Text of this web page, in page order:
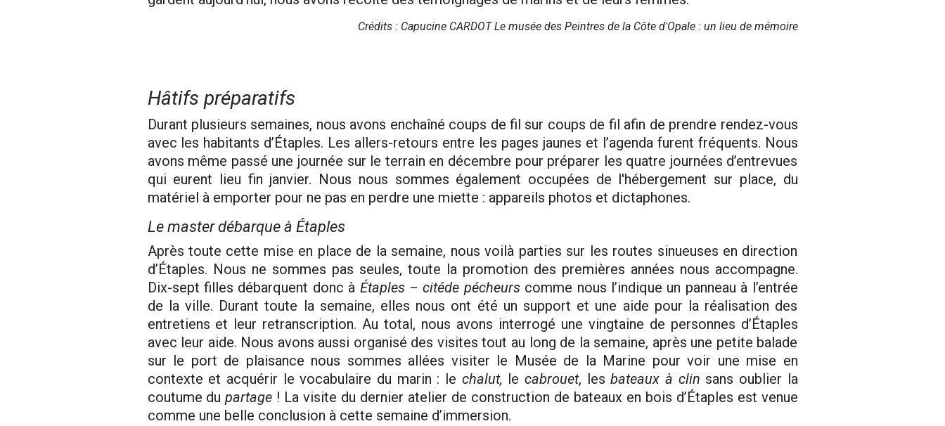
Crédits : Capucine CARDOTLe musée des Peintres de la Côte d'Opale : un lieu de mémoire
Hâtifs préparatifs
Durant plusieurs semaines, nous avons enchaîné coups de fil sur coups de fil afin de prendre rendez-vous
avec les habitants d’Étaples. Les allers-retours entre les pages jaunes et l’agenda furent fréquents. Nous
avons même passé une journée sur le terrain en décembre pour préparer les quatre journées d’entrevues
qui eurent lieu fin janvier. Nous nous sommes également occupées de l'hébergement sur place, du
matériel à emporter pour ne pas en perdre une miette : appareils photos et dictaphones.
Le master débarque à Étaples
Après toute cette mise en place de la semaine, nous voilà parties sur les routes sinueuses en direction
d’Étaples. Nous ne sommes pas seules, toute la promotion des premières années nous accompagne.
Dix-sept filles débarquent donc à Étaples – citéde pécheurs comme nous l’indique un panneau à l’entrée
de la ville. Durant toute la semaine, elles nous ont été un support et une aide pour la réalisation des
entretiens et leur retranscription. Au total, nous avons interrogé une vingtaine de personnes d’Étaples
avec leur aide. Nous avons aussi organisé des visites tout au long de la semaine, après une petite balade
sur le port de plaisance nous sommes allées visiter le Musée de la Marine pour voir une mise en
contexte et acquérir le vocabulaire du marin : le chalut, le cabrouet, lesbateaux à clin sans oublier la
coutume dupartage ! La visite du dernier atelier de construction de bateaux en bois d’Étaples est venue
comme une belle conclusion à cette semaine d’immersion.